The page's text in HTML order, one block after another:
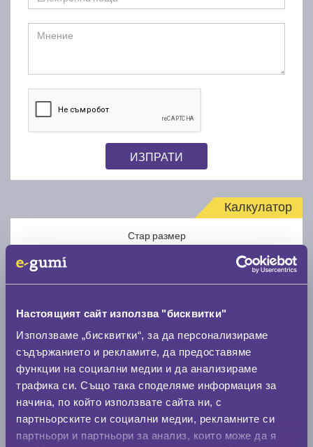
Настоящият сайт използва "бисквитки"
Използваме „бисквитки“, за да персонализираме
съдържанието и рекламите, да предоставяме
функции на социални медии и да анализираме
трафика си. Също така споделяме информация за
начина, по който използвате сайта ни, с
партньорските си социални медии, рекламните си
партньори и партньори за анализ, които може да я
ИЗПРАТИ
Калкулатор
Стар размер
Нов размер